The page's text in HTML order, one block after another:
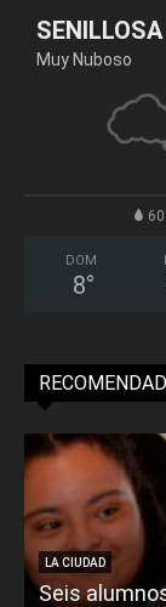
SENILLOSA
Muy Nuboso
DOM
8°
LA CIUDAD
Seis